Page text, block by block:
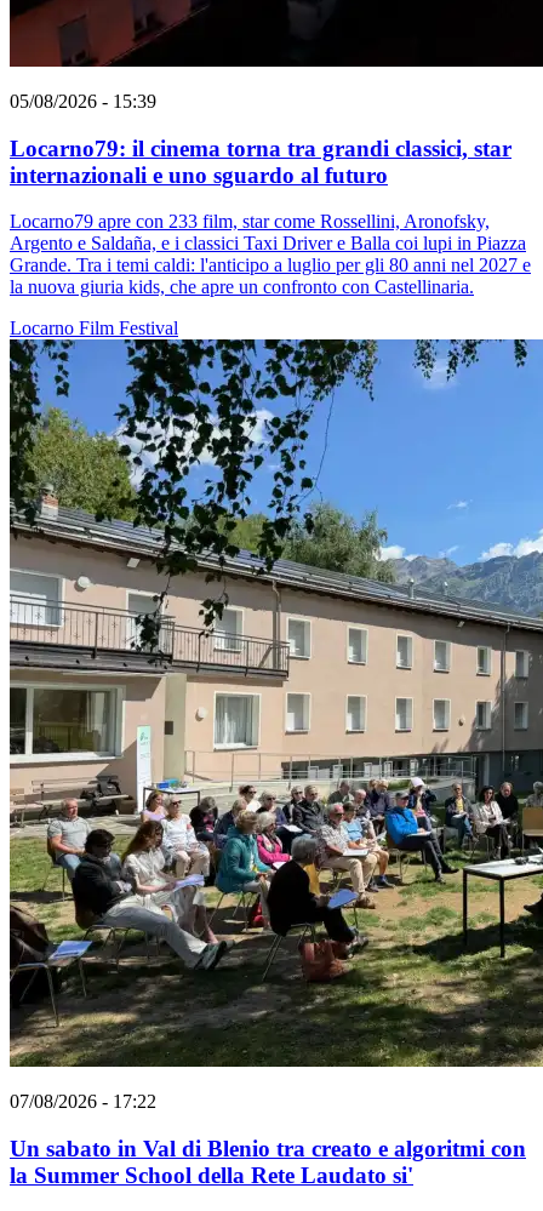
05/08/2026 - 15:39
Locarno79: il cinema torna tra grandi classici, star
internazionali e uno sguardo al futuro
Locarno79 apre con 233 film, star come Rossellini, Aronofsky,
Argento e Saldaña, e i classici Taxi Driver e Balla coi lupi in Piazza
Grande. Tra i temi caldi: l'anticipo a luglio per gli 80 anni nel 2027 e
la nuova giuria kids, che apre un confronto con Castellinaria.
Locarno Film Festival
07/08/2026 - 17:22
Un sabato in Val di Blenio tra creato e algoritmi con
la Summer School della Rete Laudato si'